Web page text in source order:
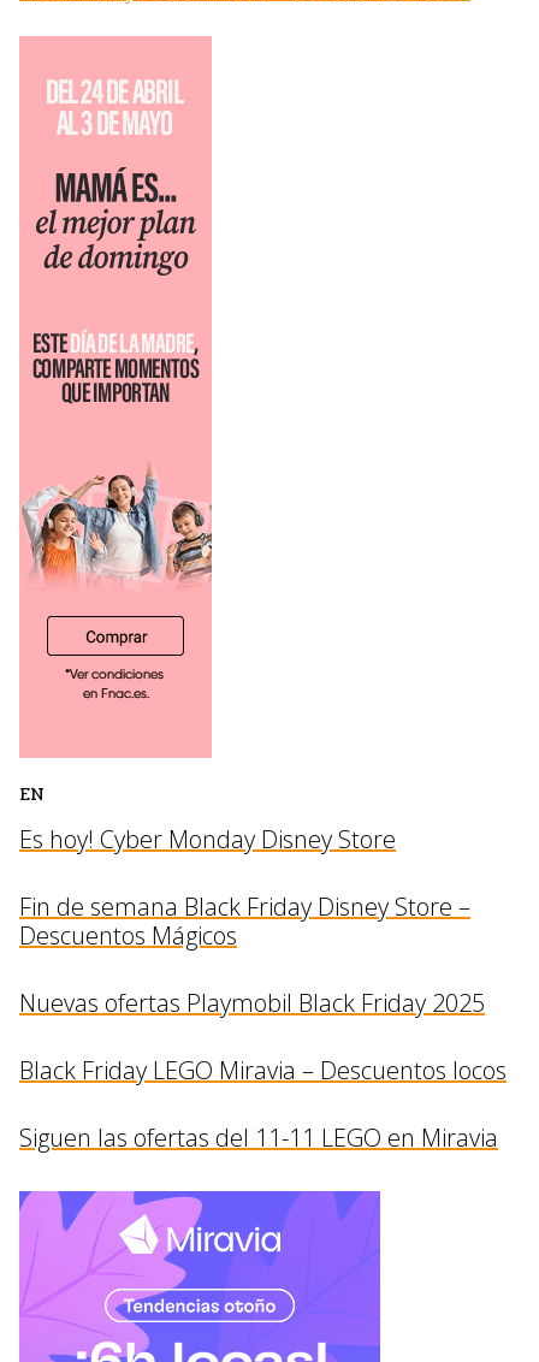
EN
Es hoy! Cyber Monday Disney Store
Fin de semana Black Friday Disney Store –
Descuentos Mágicos
Nuevas ofertas Playmobil Black Friday 2025
Black Friday LEGO Miravia – Descuentos locos
Siguen las ofertas del 11-11 LEGO en Miravia